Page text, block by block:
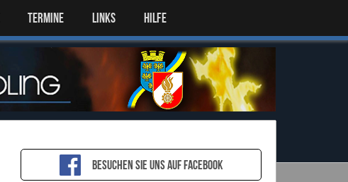
TERMINE LINKS HILFE
Besuchen sie uns auf Facebook